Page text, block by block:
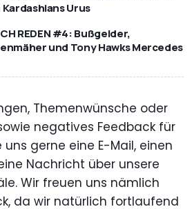
Kardashians Urus
REDEN #4: Bußgelder,
und Tony Hawks Mercedes
Themenwünsche oder
negatives Feedback für
uns gerne eine E-Mail, einen
Nachricht über unsere
Wir freuen uns nämlich
da wir natürlich fortlaufend